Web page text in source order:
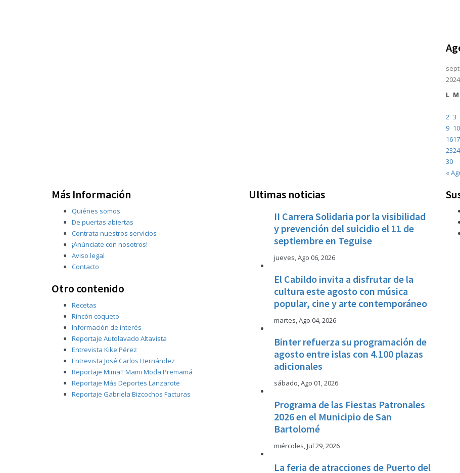
2024
L M
2 3
9 10
1617
2324
30
«
Más Información
Quiénes somos
De puertas abiertas
Contrata nuestros servicios
¡Anúnciate con nosotros!
Aviso legal
Contacto
Otro contenido
Recetas
Rincón coqueto
Información de interés
Reportaje Autolavado Altavista
Entrevista Kike Pérez
Entrevista José Carlos Hernández
Reportaje MimaT Mami Moda Premamá
Reportaje Más Deportes Lanzarote
Reportaje Gabriela Bizcochos Facturas
Ultimas noticias
II Carrera Solidaria por la visibilidad
y prevención del suicidio el 11 de
septiembre en Teguise
jueves, Ago 06, 2026
El Cabildo invita a disfrutar de la
cultura este agosto con música
popular, cine y arte contemporáneo
martes, Ago 04, 2026
Binter refuerza su programación de
agosto entre islas con 4.100 plazas
adicionales
sábado, Ago 01, 2026
Programa de las Fiestas Patronales
2026 en el Municipio de San
Bartolomé
miércoles, Jul 29, 2026
La feria de atracciones de Puerto del